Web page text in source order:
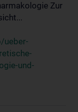
Zur
ueber-
und-